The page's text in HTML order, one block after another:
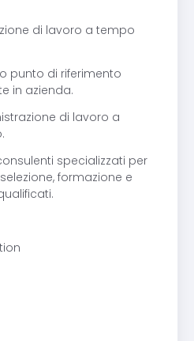
di lavoro a tempo
punto di riferimento
in azienda.
di lavoro a
specializzati per
formazione e